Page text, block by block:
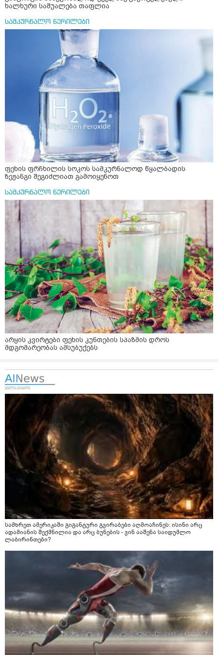
ხალხური საშუალება თაფლია
სამკურნალო წერილები
ფეხის ფრჩხილის სოკოს სამკურნალოდ წყალბადის
ზეჟანგი შეგიძლიათ გამოიყენოთ
სამკურნალო წერილები
არყის კვირტები ფეხის კუნთების სპაზმის დროს
მდგომარეობას ამსუბუქებს
სამხრეთ ამერიკაში გიგანტური გვირაბები აღმოაჩინეს: ისინი არც
ადამიანის შექმნილია და არც ბუნების - ვინ ააშენა საიდუმლო
ლაბირინთები?